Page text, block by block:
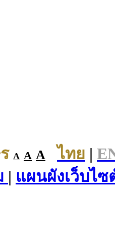
A A A ไทย |
| แผนผังเว็บไซ